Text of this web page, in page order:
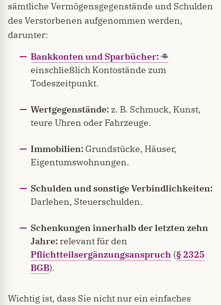
sämtliche Vermögensgegenstände und Schulden
des Verstorbenen aufgenommen werden,
darunter:
Bankkonten und Sparbücher:
einschließlich Kontostände zum
Todeszeitpunkt.
Wertgegenstände: z. B. Schmuck, Kunst,
teure Uhren oder Fahrzeuge.
Immobilien: Grundstücke, Häuser,
Eigentumswohnungen.
Schulden und sonstige Verbindlichkeiten:
Darlehen, Steuerschulden.
Schenkungen innerhalb der letzten zehn
Jahre: relevant für den
Pflichtteilsergänzungsanspruch (§ 2325
BGB).
Wichtig ist, dass Sie nicht nur ein einfaches